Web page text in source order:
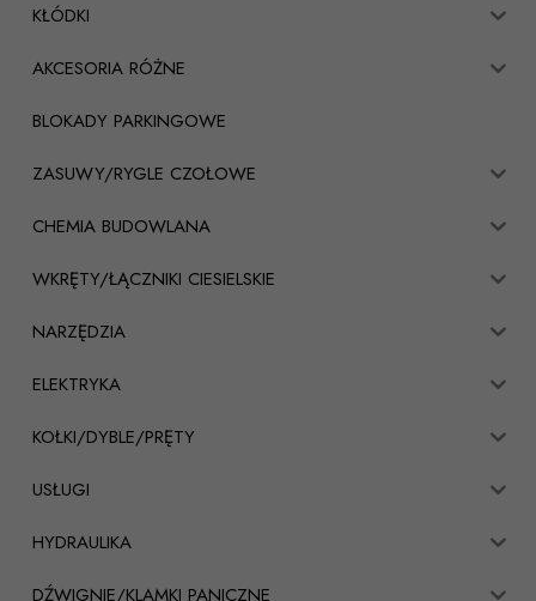
KŁÓDKI
AKCESORIA RÓŻNE
BLOKADY PARKINGOWE
ZASUWY/RYGLE CZOŁOWE
CHEMIA BUDOWLANA
WKRĘTY/ŁĄCZNIKI CIESIELSKIE
NARZĘDZIA
ELEKTRYKA
KOŁKI/DYBLE/PRĘTY
USŁUGI
HYDRAULIKA
DŹWIGNIE/KLAMKI PANICZNE